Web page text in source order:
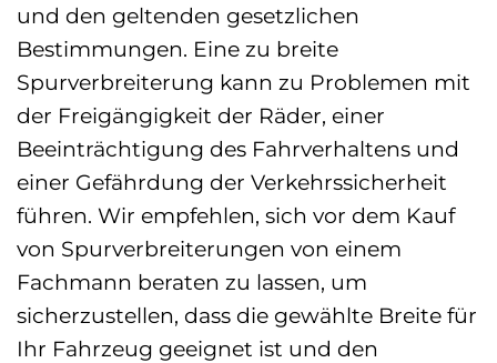
und den geltenden gesetzlichen
Bestimmungen. Eine zu breite
Spurverbreiterung kann zu Problemen mit
der Freigängigkeit der Räder, einer
Beeinträchtigung des Fahrverhaltens und
einer Gefährdung der Verkehrssicherheit
führen. Wir empfehlen, sich vor dem Kauf
von Spurverbreiterungen von einem
Fachmann beraten zu lassen, um
sicherzustellen, dass die gewählte Breite für
Ihr Fahrzeug geeignet ist und den